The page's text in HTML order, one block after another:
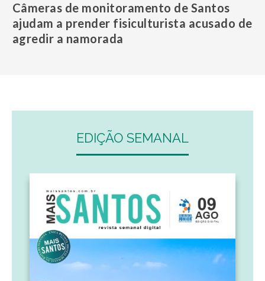
Câmeras de monitoramento de Santos
ajudam a prender fisiculturista acusado de
agredir a namorada
EDIÇÃO SEMANAL